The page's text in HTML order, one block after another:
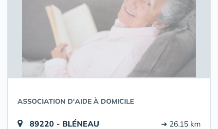
ASSOCIATION D'AIDE À DOMICILE
89220 - BLÉNEAU ➔ 26.15 km